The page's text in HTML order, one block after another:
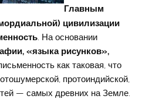
Главным
цивилизации
. На основании
«языка рисунков»,
как таковая, что
протоиндийской,
— самых древних на Земле.